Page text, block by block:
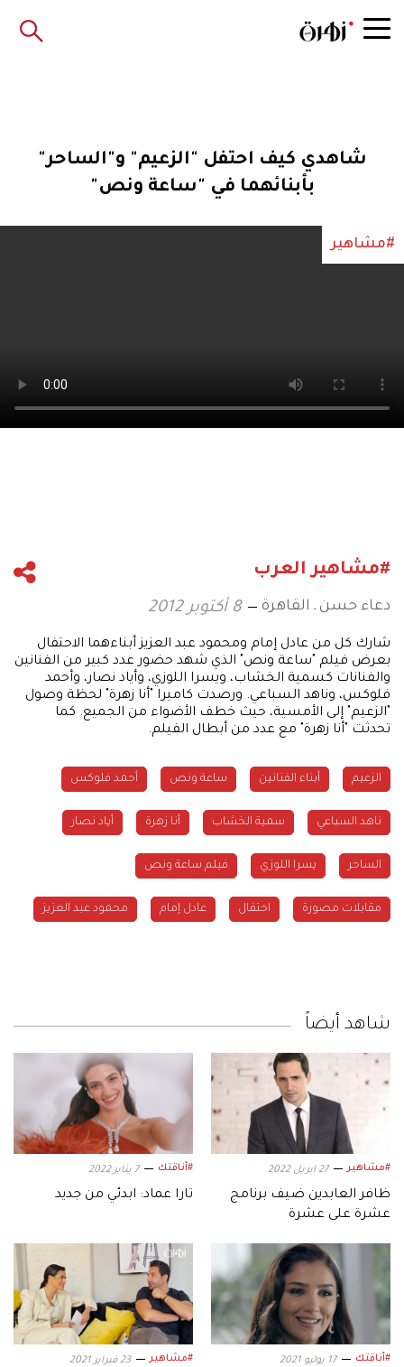
شاهدي كيف احتفل "الزعيم" و"الساحر"
بأبنائهما في "ساعة ونص"
#مشاهير
#مشاهير العرب
دعاء حسن ـ القاهرة 8 أكتوبر 2012
شارك كل من عادل إمام ومحمود عبد العزيز أبناءهما الاحتفال
بعرض فيلم "ساعة ونص" الذي شهد حضور عدد كبير من الفنانين
والفنانات كسمية الخشاب، ويسرا اللوزي، وأياد نصار، وأحمد
فلوكس، وناهد السباعي. ورصدت كاميرا "أنا زهرة" لحظة وصول
"الزعيم" إلى الأمسية، حيث خطف الأضواء من الجميع. كما
تحدثت "أنا زهرة" مع عدد من أبطال الفيلم.
الزعيم أبناء الفنانين ساعة ونص أحمد فلوكس
ناهد السباعي سمية الخشاب أنا زهرة أياد نصار
الساحر يسرا اللوزي فيلم ساعة ونص
مقابلات مصورة احتفال عادل إمام محمود عبد العزيز
شاهد أيضاً
#مشاهير 27 ابريل 2022
ظافر العابدين ضيف برنامج
عشرة على عشرة
#أناقتك 7 يناير 2022
تارا عماد: ابدئي من جديد
#أناقتك 17 يوليو 2021 #مشاهير 23 فبراير 2021